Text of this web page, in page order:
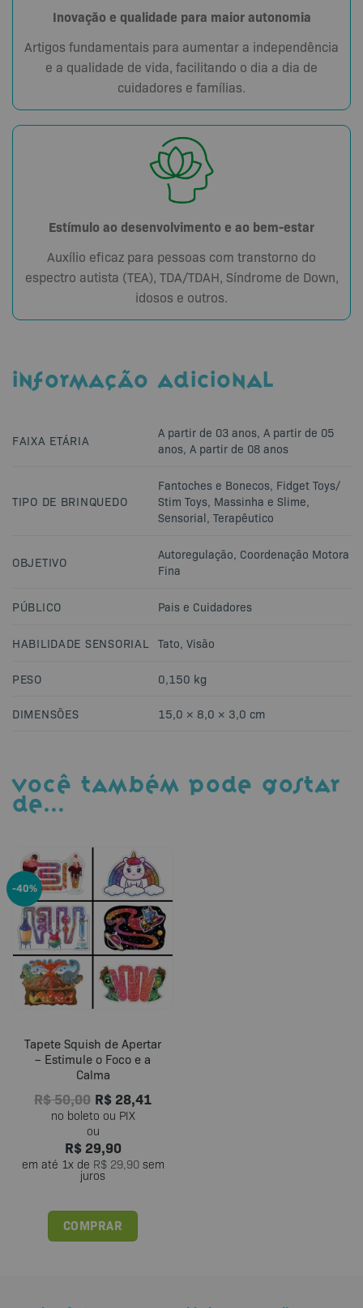
Inovação e qualidade para maior autonomia
Artigos fundamentais para aumentar a independência
e a qualidade de vida, facilitando o dia a dia de
cuidadores e famílias.
Estímulo ao desenvolvimento e ao bem-estar
Auxílio eficaz para pessoas com transtorno do
espectro autista (TEA), TDA/TDAH, Síndrome de Down,
idosos e outros.
INFORMAÇÃO ADICIONAL
FAIXA ETÁRIA A partir de 03 anos, A partir de 05
anos, A partir de 08 anos
TIPO DE BRINQUEDO
Fantoches e Bonecos, Fidget Toys/
Stim Toys, Massinha e Slime,
Sensorial, Terapêutico
OBJETIVO Autoregulação, Coordenação Motora
Fina
PÚBLICO Pais e Cuidadores
HABILIDADE SENSORIAL Tato, Visão
PESO 0,150 kg
DIMENSÕES 15,0 × 8,0 × 3,0 cm
VOCÊ TAMBÉM PODE GOSTAR
DE…
-40%
Tapete Squish de Apertar
– Estimule o Foco e a
Calma
R$50,00 R$ 28,41
R$29,90
em até 1x de R$29,90sem
juros
COMPRAR
Este